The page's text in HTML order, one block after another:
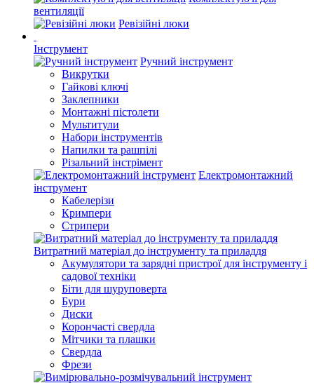
вентиляції
Ревізійні люки
Інструмент
Ручний інструмент
Викрутки
Гайкові ключі
Заклепники
Монтажні пістолети
Мультитули
Набори інструментів
Напилки та рашпілі
Різальний інстрімент
Електромонтажний
інструмент
Кабелерізи
Кримпери
Стрипери
Витратний матеріал до інструменту та приладдя
Акумулятори та зарядні пристрої для інструменту і
садової техніки
Біти для шуруповерта
Бури
Диски
Корончасті свердла
Мітчики та плашки
Свердла
Фрези